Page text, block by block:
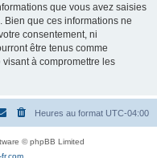
que vous avez saisies
Bien que ces informations ne
consentement, ni
être tenus comme
à compromettre les
Heures au format UTC-04:00
© phpBB Limited